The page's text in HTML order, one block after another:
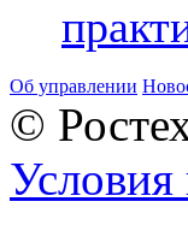
Об управлении
©
Условия